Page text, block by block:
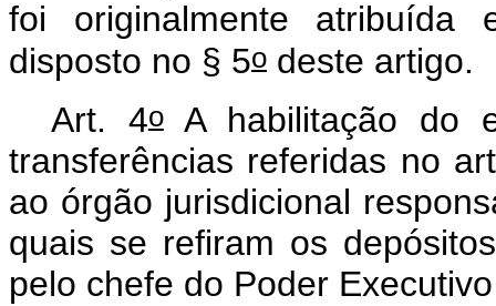
foi originalmente atribuída
disposto no § 5o deste artigo.
Art. 4oA habilitação do
transferências referidas no
ao órgão jurisdicional
quais se refiram os
pelo chefe do Poder